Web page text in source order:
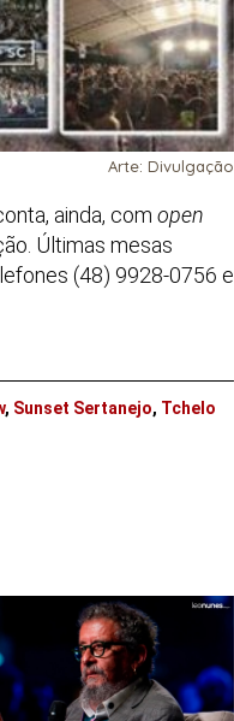
Arte: Divulgação
ainda, com open
Últimas mesas
(48) 9928-0756 e
, Sunset Sertanejo, Tchelo